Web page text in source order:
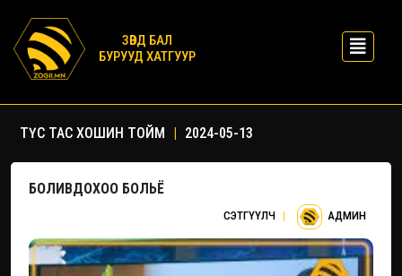
ЗӨВД БАЛ
БУРУУД ХАТГУУР
ТҮС ТАС ХОШИН ТОЙМ | 2024-05-13
БОЛИВДОХОО БОЛЬЁ
СЭТГҮҮЛЧ | АДМИН